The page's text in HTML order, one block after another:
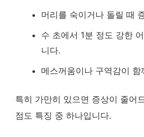
머리를 숙이거나 돌릴 때
수 초에서 1분 정도 강한
니다.
메스꺼움이나 구역감이 함
특히 가만히 있으면 증상이 줄어
점도 특징 중 하나입니다.